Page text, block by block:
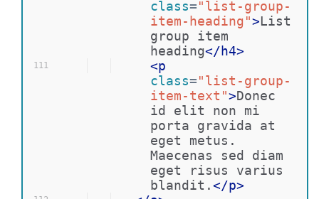
111
class="list-group-
item-heading">List
group item
heading</h4>
<p
class="list-group-
item-text">Donec
id elit non mi
porta gravida at
eget metus.
Maecenas sed diam
eget risus varius
blandit.</p>